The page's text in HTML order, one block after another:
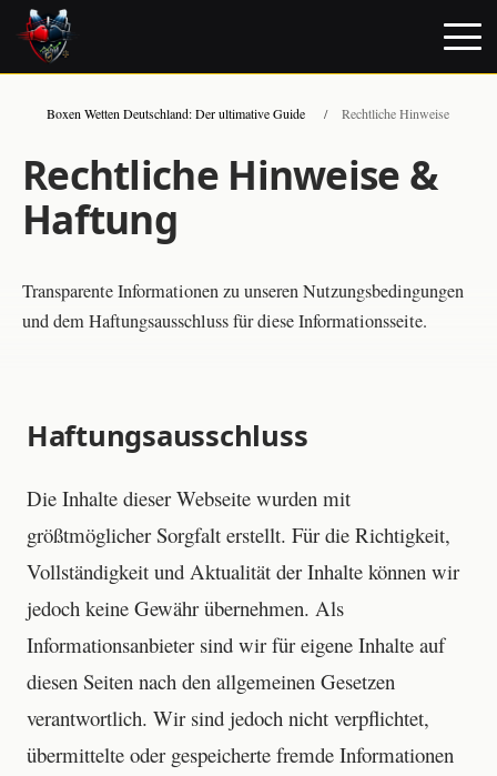
Boxen Wetten Deutschland: Der ultimative Guide / Rechtliche Hinweise
Rechtliche Hinweise &
Haftung
Transparente Informationen zu unseren Nutzungsbedingungen
und dem Haftungsausschluss für diese Informationsseite.
Haftungsausschluss
Die Inhalte dieser Webseite wurden mit
größtmöglicher Sorgfalt erstellt. Für die Richtigkeit,
Vollständigkeit und Aktualität der Inhalte können wir
jedoch keine Gewähr übernehmen. Als
Informationsanbieter sind wir für eigene Inhalte auf
diesen Seiten nach den allgemeinen Gesetzen
verantwortlich. Wir sind jedoch nicht verpflichtet,
übermittelte oder gespeicherte fremde Informationen